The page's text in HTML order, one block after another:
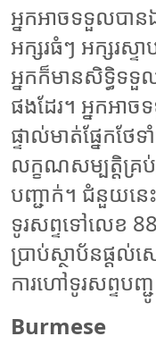
អ្នកអាចទទួលបាន
អក្សរធំៗ អក្សរស្
អ្នកក៏មានសិទ្ធិទទួ
ផងដែរ។ អ្នកអា
ផ្ទាល់មាត់ផ្នែកថ
លក្ខណសម្បត្តិគ្រប់
បញ្ជាក់។ ជំនួយន
ទូរសព្ទទៅលេខ
ប្រាប់ស្ថាប័នផ្ដ
ការហៅទូរសព្ទបញ្
Burmese